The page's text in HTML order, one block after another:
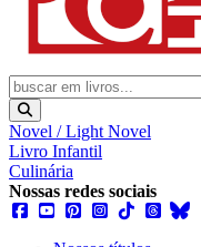
Novel / Light Novel
Livro Infantil
Culinária
Nossas redes sociais